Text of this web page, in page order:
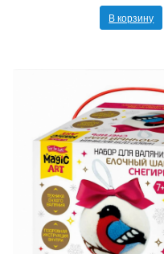
В корзину